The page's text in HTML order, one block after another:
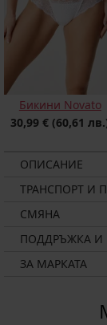
Бикини Novato
30,99 € (60,61
ОПИСАНИЕ
ТРАНСПОРТ И
СМЯНА
ПОДДРЪЖКА И
ЗА МАРКАТА